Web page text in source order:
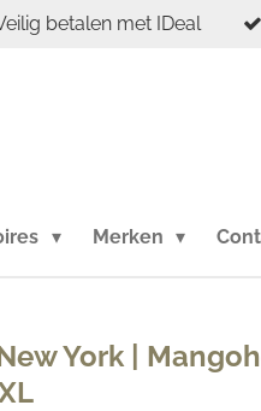
betalen met IDeal
Merken
York |